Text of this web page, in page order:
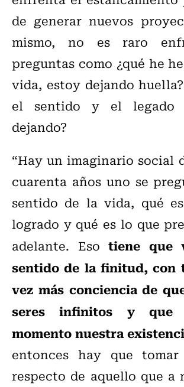
de generar nuevos
mismo, no es raro
preguntas como ¿qué he
vida, estoy dejando
el sentido y el legado
dejando?
“Hay un imaginario social
cuarenta años uno se
sentido de la vida, qué
logrado y qué es lo que
adelante. Eso tiene que
sentido de la finitud, con
vez más conciencia de
seres infinitos y que
momento nuestra
entonces hay que tomar
respecto de aquello que a